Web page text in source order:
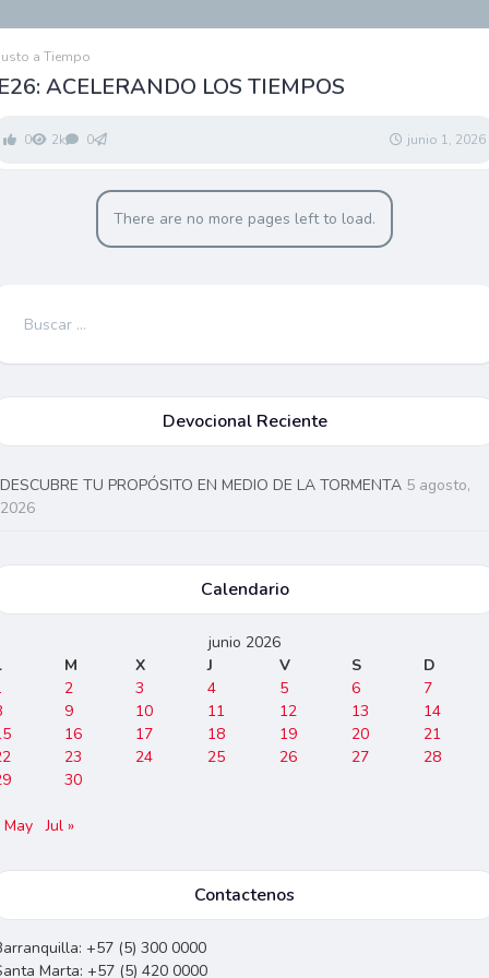
a Tiempo
ACELERANDO LOS TIEMPOS
0 2k 0 junio 1, 2026
There are no more pages left to load.
Buscar:
Devocional Reciente
DESCUBRE TU PROPÓSITO EN MEDIO DE LA TORMENTA 5 agosto,
2026
Calendario
junio 2026
M X J V S
D
2 3 4 5 6
7
9 10 11 12 13
14
16 17 18 19 20
21
23 24 25 26 27
28
30
May Jul »
Contactenos
+57 (5) 300 0000
Marta: +57 (5) 420 0000